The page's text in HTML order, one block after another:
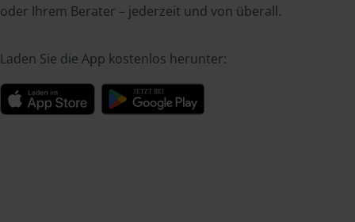
oder Ihrem Berater – jederzeit und von überall.
Laden Sie die App kostenlos herunter: